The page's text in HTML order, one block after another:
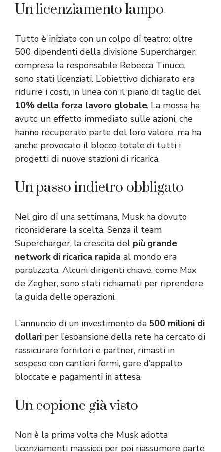
Un licenziamento lampo
Tutto è iniziato con un colpo di teatro: oltre
500 dipendenti della divisione Supercharger,
compresa la responsabile Rebecca Tinucci,
sono stati licenziati. L’obiettivo dichiarato era
ridurre i costi, in linea con il piano di taglio del
10% della forza lavoro globale. La mossa ha
avuto un effetto immediato sulle azioni, che
hanno recuperato parte del loro valore, ma ha
anche provocato il blocco totale di tutti i
progetti di nuove stazioni di ricarica.
Un passo indietro obbligato
Nel giro di una settimana, Musk ha dovuto
riconsiderare la scelta. Senza il team
Supercharger, la crescita del più grande
network di ricarica rapida al mondo era
paralizzata. Alcuni dirigenti chiave, come Max
de Zegher, sono stati richiamati per riprendere
la guida delle operazioni.
L’annuncio di un investimento da 500 milioni di
dollari per l’espansione della rete ha cercato di
rassicurare fornitori e partner, rimasti in
sospeso con cantieri fermi, gare d’appalto
bloccate e pagamenti in attesa.
Un copione già visto
Non è la prima volta che Musk adotta
licenziamenti massicci per poi riassumere parte